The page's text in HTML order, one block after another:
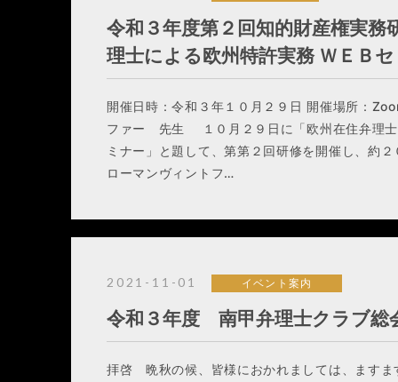
令和３年度第２回知的財産権実
理士による欧州特許実務 ＷＥＢ
開催日時：令和３年１０月２９日 開催場所：
ファー 先生 １０月２９日に「欧州在住弁理士
ミナー」と題して、第第２回研修を開催し、約
ローマンヴィントフ…
2021-11-01 イベント案内
令和３年度 南甲弁理士クラブ総
拝啓 晩秋の候、皆様におかれましては、ますま